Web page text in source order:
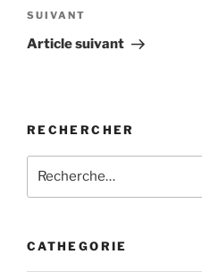
Article
suivant
SUIVANT
Article suivant
RECHERCHER
pour
CATHEGORIE